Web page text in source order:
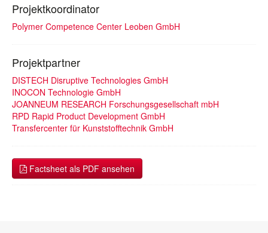
Projektkoordinator
Polymer Competence Center Leoben GmbH
Projektpartner
DISTECH Disruptive Technologies GmbH
INOCON Technologie GmbH
JOANNEUM RESEARCH Forschungsgesellschaft mbH
RPD Rapid Product Development GmbH
Transfercenter für Kunststofftechnik GmbH
Factsheet als PDF ansehen